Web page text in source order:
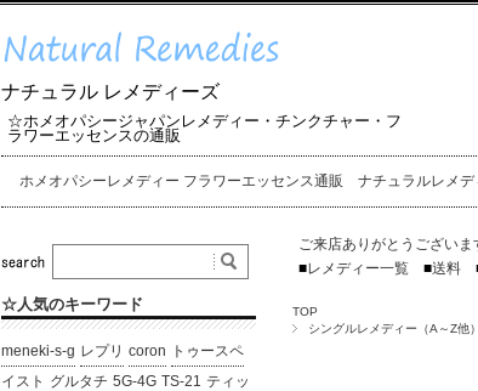
ナチュラル レメディーズ
☆ホメオパシージャパンレメディー・チンクチャー・フ
ラワーエッセンスの通販
ホメオパシーレメディー フラワーエッセンス通販 ナチュラルレメデ
ご来店ありがとうござい
■レメディー一覧 ■送料
TOP
シングルレメディー（A～Z他）
☆人気のキーワード
meneki-s-g レプリ coron
トゥースペ
イスト グルタチ 5G-4G TS-21 ティッ